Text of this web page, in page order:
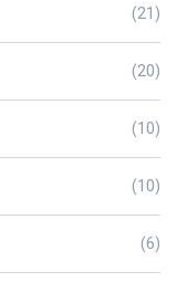
(21)
(20)
(10)
(10)
(6)